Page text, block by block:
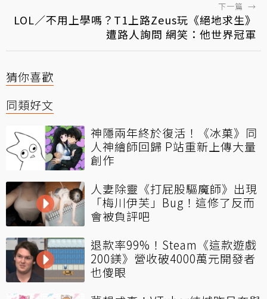
下一篇 →
LOL／不用上學嗎？T1上路Zeus玩《絕地求生》
遭路人詢問 網笑：他世界冠軍
猜你喜歡
同類好文
神隱兩年終於復活！《冰菓》同
人神繪師回歸 P站重新上傳大量
創作
人妻除靈《打屁股驅魔師》出現
「梅川伊芙」Bug！這修了反而
會被負評吧
退款率99%！Steam《這款遊戲
200鎂》營收破4000萬元開發者
也傻眼